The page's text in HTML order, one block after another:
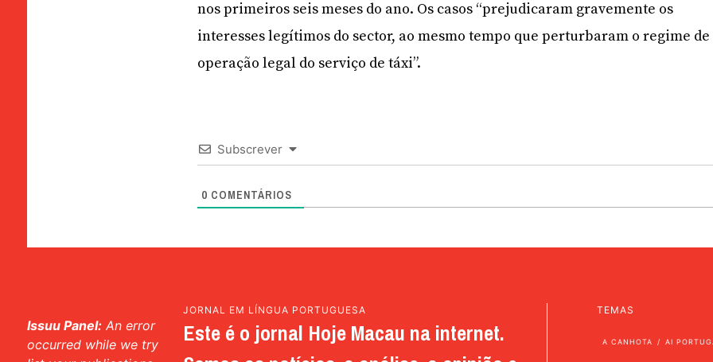
nos primeiros seis meses do ano. Os casos “prejudicaram gravemente os
interesses legítimos do sector, ao mesmo tempo que perturbaram o regime de
operação legal do serviço de táxi”.
Subscrever
0 COMENTÁRIOS
Issuu Panel: An error
occurred while we try
JORNAL EM LÍNGUA PORTUGUESA
Este é o jornal Hoje Macau na internet.
TEMAS
A CANHOTA AI